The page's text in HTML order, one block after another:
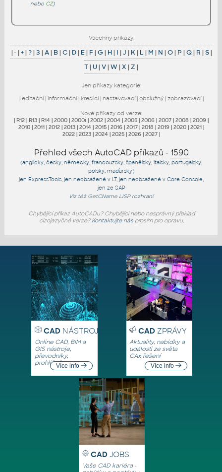
nebo CZ)
Všechny příkazy:
|- |+|?|3 |A| B|C| D| E| F |G| H| I |J | K| L | M | N |O| P |Q| R |S|
T| U|V|W|X |Z |
Jen příkazy kategorie:
| editační| informační| kreslicí| nastavovací| obslužný| zobrazovací|
Nové příkazy od verze:
| R12 | R13 | R14 | 2000 | 2000i | 2002 | 2004 | 2005 | 2006 | 2007 | 2008 | 2009 |
2010 | 2011 | 2012 | 2013 | 2014 | 2015 | 2016 | 2017 | 2018 | 2019 | 2020 | 2021 |
2022 | 2023 | 2024 | 2025 | 2026 | 2027 |
Přehled všech AutoCAD příkazů - 1590
(anglicky, česky, německy, francouzsky, španělsky, italsky, portugalsky,
polsky, maďarsky)
jen ExpressTools , jen neobsažené v LT, jen neobsažené v Core Console
jen ze SAP
Viz též GetCNameLISP rozhraní.
Chybějící příkaz AutoCADu? Chybějící nebo nesprávný překlad
cizojazyčné verze? Kontaktujte násprosím pro opravu.
CADNÁSTROJE
Online CAD, BIM a
GIS nástroje,
převodníky,
prohlížečeVíce info
CADZPRÁVY
Aktuality, nabídky a
události ze světa
CAx řešení
Více info
CAD JOBS
Vaše CAD kariéra -